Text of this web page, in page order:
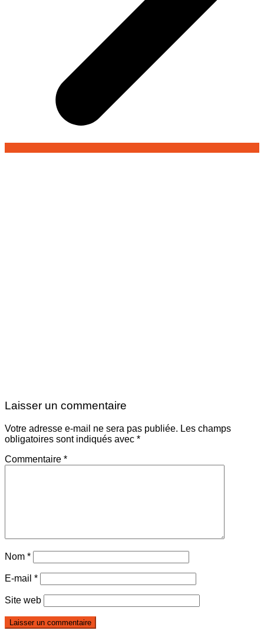
Laisser un commentaire
Votre adresse e-mail ne sera pas publiée. Les champs
obligatoires sont indiqués avec *
Commentaire *
Nom *
E-mail *
Site web